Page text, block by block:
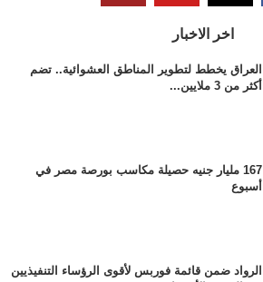
اخر الاخبار
العراق يخطط لتطوير المناطق العشوائية.. تضم
أكثر من 3 ملايين...
167 مليار جنيه حصيلة مكاسب بورصة مصر في
أسبوع
الرواد ضمن قائمة فوربس لأقوى الرؤساء التنفيذيين